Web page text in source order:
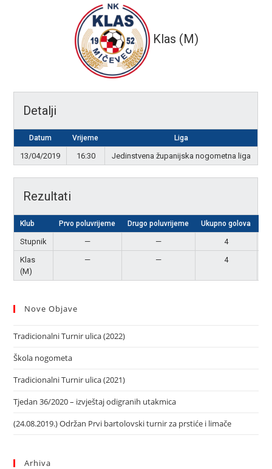
Klas (M)
Detalji
Datum Vrijeme Liga
13/04/2019 16:30 Jedinstvena županijska nogometna liga
Rezultati
Klub Prvo poluvrijeme Drugo poluvrijeme Ukupno golova
Stupnik — — 4
Klas
(M)
— — 4
Nove Objave
Tradicionalni Turnir ulica (2022)
Škola nogometa
Tradicionalni Turnir ulica (2021)
Tjedan 36/2020 – izvještaj odigranih utakmica
(24.08.2019.) Održan Prvi bartolovski turnir za prstiće i limače
Arhiva